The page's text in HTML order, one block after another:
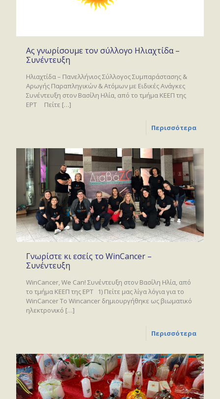
Ας γνωρίσουμε τον σύλλογο Ηλιαχτίδα –
Συνέντευξη
Ηλιαχτίδα – Πανελλήνιος Σύλλογος Συμπαράστασης &
Αρωγής Παραπληγικών & Ατόμων με Ειδικές Ανάγκες
Συνέντευξη στον Βασίλη Ηλία, από το τμήμα ΚΕΕΠ της
ΕΡΤ Πείτε […]
Περισσότερα
Γνωρίστε κι εσείς το WinCancer –
Συνέντευξη
WinCancer, We Can! Συνέντευξη στον Βασίλη Ηλία, από
το τμήμα ΚΕΕΠ της ΕΡΤ 1) Πείτε μας λίγα λόγια για το
WinCancer Το Wincancer δημιουργήθηκε ως βιωματικό
ηλεκτρονικό […]
Περισσότερα